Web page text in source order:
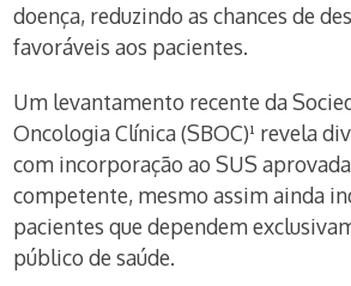
doença, reduzindo as chances de
favoráveis aos pacientes.
Um levantamento recente da
Oncologia Clínica (SBOC)¹ revela
com incorporação ao SUS
competente, mesmo assim ainda
pacientes que dependem
público de saúde.